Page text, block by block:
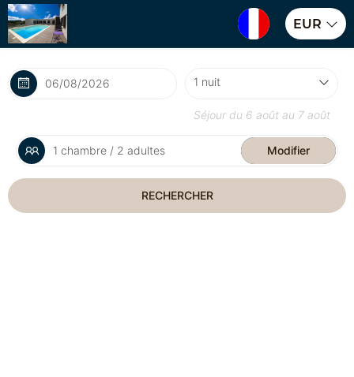
EUR
Séjour du 6 août au 7 août
1 chambre / 2 adultes Modifier